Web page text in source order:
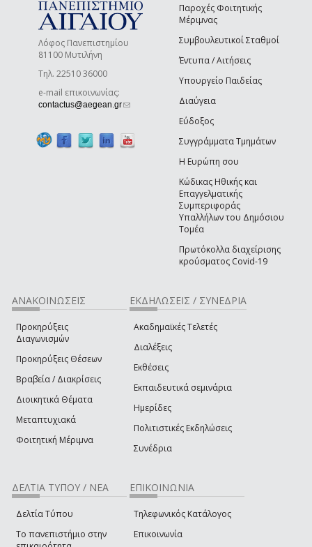
Λόφος Πανεπιστημίου
81100 Μυτιλήνη
Τηλ. 22510 36000
e-mail επικοινωνίας:
contactus@aegean.gr(link sends e-mail)
Παροχές Φοιτητικής
Μέριμνας
Συμβουλευτικοί Σταθμοί
Έντυπα / Αιτήσεις
Υπουργείο Παιδείας
Διαύγεια
Εύδοξος
Συγγράμματα Τμημάτων
Η Ευρώπη σου
Κώδικας Ηθικής και
Επαγγελματικής
Συμπεριφοράς
Υπαλλήλων του Δημόσιου
Τομέα
Πρωτόκολλα διαχείρισης
κρούσματος Covid-19
ΑΝΑΚΟΙΝΩΣΕΙΣ
Προκηρύξεις
Διαγωνισμών
Προκηρύξεις Θέσεων
Βραβεία / Διακρίσεις
Διοικητικά Θέματα
Μεταπτυχιακά
Φοιτητική Μέριμνα
ΕΚΔΗΛΩΣΕΙΣ / ΣΥΝΕΔΡΙΑ
Ακαδημαϊκές Τελετές
Διαλέξεις
Εκθέσεις
Εκπαιδευτικά σεμινάρια
Ημερίδες
Πολιτιστικές Εκδηλώσεις
Συνέδρια
ΔΕΛΤΙΑ ΤΥΠΟΥ / ΝΕΑ
Δελτία Τύπου
Το πανεπιστήμιο στην
ΕΠΙΚΟΙΝΩΝΙΑ
Τηλεφωνικός Κατάλογος
Επικοινωνία